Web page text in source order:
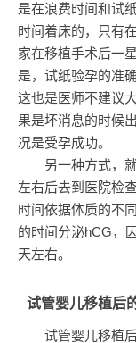
是在浪费时间和试
时间着床的，只有
家在移植手术后一
是，试纸验孕的准
这也是医师不建议
果是坏消息的时候
况是受孕成功。
另一种方式，
左右后去到医院检
时间依据体质的不
的时间分泌hCG，
天左右。
试管婴儿移植后
试管婴儿移植